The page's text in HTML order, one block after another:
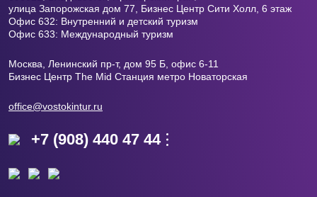
улица Запорожская дом 77, Бизнес Центр Сити Холл, 6 этаж
Офис 632: Внутренний и детский туризм
Офис 633: Международный туризм
Москва, Ленинский пр-т, дом 95 Б, офис 6-11
Бизнес Центр The Mid Станция метро Новаторская
office@vostokintur.ru
+7 (908) 440 47 44